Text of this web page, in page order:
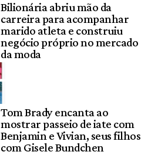
Bilionária abriu mão da
carreira para acompanhar
marido atleta e construiu
negócio próprio no mercado
da moda
Tom Brady encanta ao
mostrar passeio de iate com
Benjamin e Vivian, seus filhos
com Gisele Bundchen